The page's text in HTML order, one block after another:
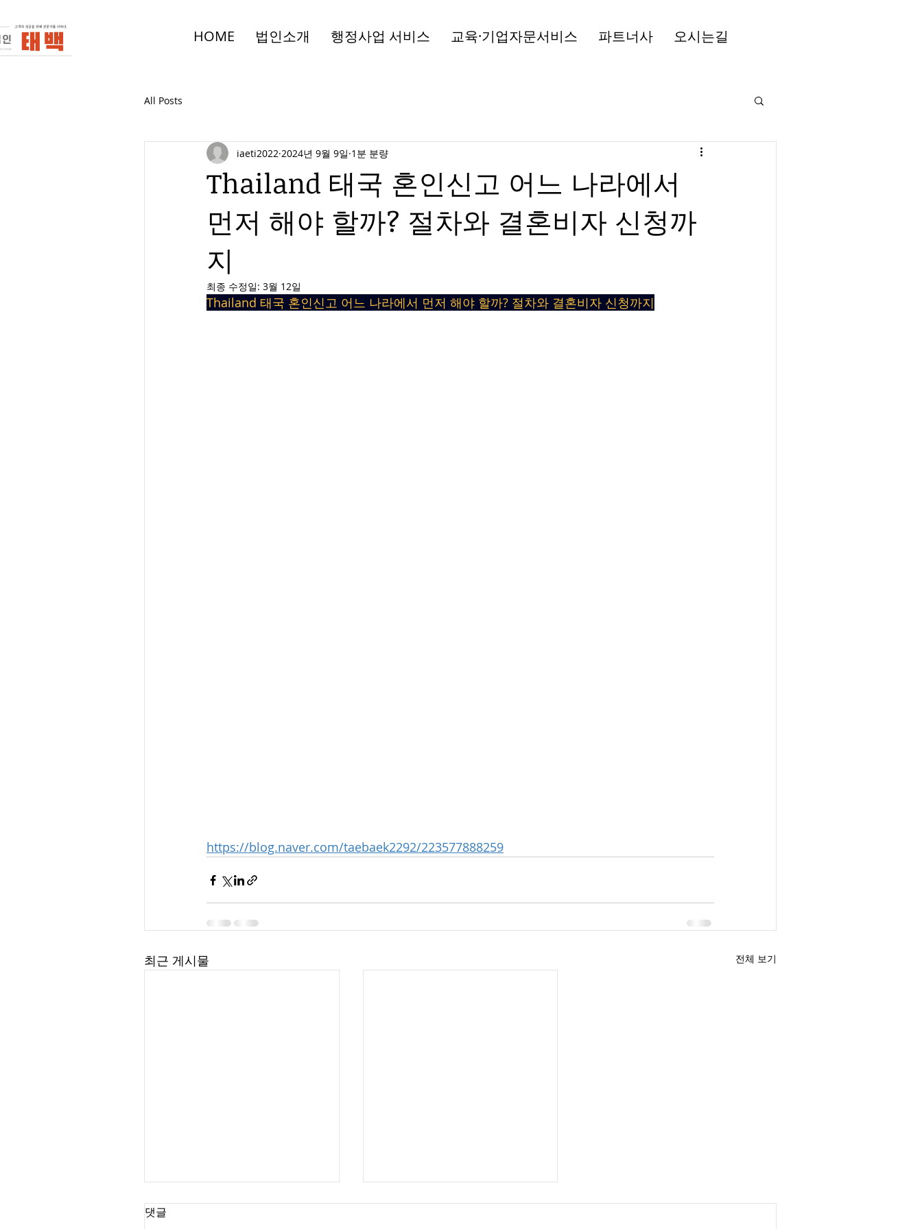
HOME 법인소개 행정사업 서비스 교육·기업자문서비스 파트너사 오시는길
All Posts
Thailand 태국 혼인신고 어느 나라에서
먼저 해야 할까? 절차와 결혼비자 신청까
지
iaeti2022 2024년 9월 9일 1분 분량
최종 수정일: 3월 12일
Thailand 태국 혼인신고 어느 나라에서 먼저 해야 할까? 절차와 결혼비자 신청까지
https://blog.naver.com/taebaek2292/223577888259
최근 게시물 전체 보기
댓글